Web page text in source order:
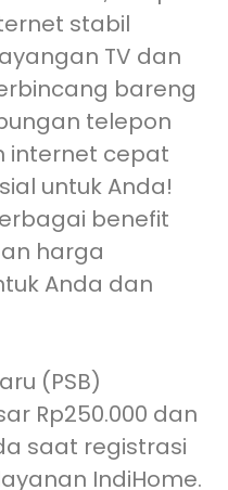
stabil
TV dan
bareng
telepon
internet cepat
untuk Anda!
benefit
harga
Anda dan
(PSB)
Rp250.000 dan
saat registrasi
IndiHome.